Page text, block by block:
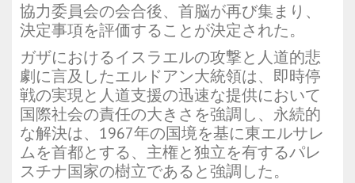
協力委員会の会合後、首脳が再び集まり、
決定事項を評価することが決定された。
ガザにおけるイスラエルの攻撃と人道的悲
劇に言及したエルドアン大統領は、即時停
戦の実現と人道支援の迅速な提供において
国際社会の責任の大きさを強調し、永続的
な解決は、1967年の国境を基に東エルサレ
ムを首都とする、主権と独立を有するパレ
スチナ国家の樹立であると強調した。